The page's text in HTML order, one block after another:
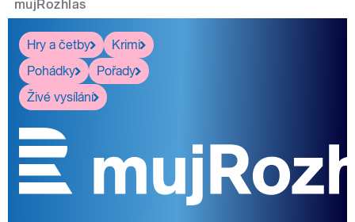
mujRozhlas
Hry a četby
Krimi
Pohádky
Pořady
Živé vysílání